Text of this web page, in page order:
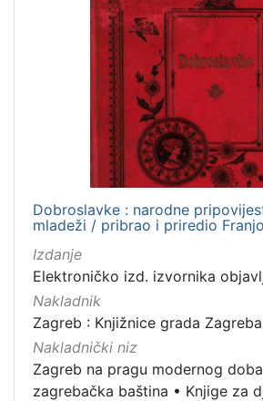
Dobroslavke : narodne
mladeži / pribrao i priredio
Izdanje
Elektroničko izd. izvornika
Nakladnik
Zagreb : Knjižnice grada
Nakladnički niz
Zagreb na pragu modernog doba
zagrebačka baština • Knjige za